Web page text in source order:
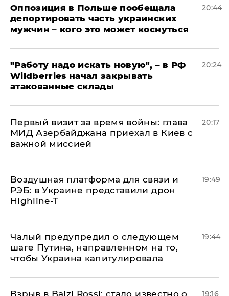
Оппозиция в Польше пообещала
депортировать часть украинских
мужчин – кого это может коснуться
20:44
"Работу надо искать новую", – в РФ
Wildberries начал закрывать
атакованные склады
20:24
Первый визит за время войны: глава
МИД Азербайджана приехал в Киев с
важной миссией
20:17
Воздушная платформа для связи и
РЭБ: в Украине представили дрон
Highline-T
19:49
Чалый предупредил о следующем
шаге Путина, направленном на то,
чтобы Украина капитулировала
19:44
Взрыв в Balzi Rossi: стало известно о
19:16